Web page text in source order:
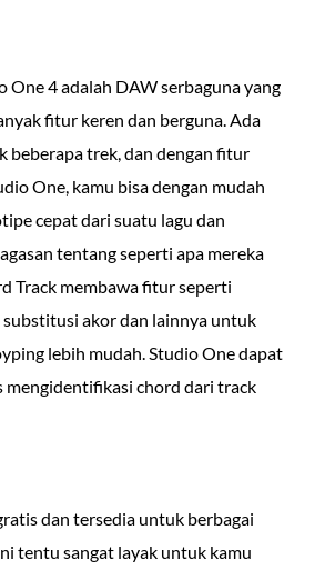
One 4 adalah DAW serbaguna yang
fitur keren dan berguna. Ada
beberapa trek, dan dengan fitur
One, kamu bisa dengan mudah
cepat dari suatu lagu dan
tentang seperti apa mereka
Track membawa fitur seperti
substitusi akor dan lainnya untuk
lebih mudah. Studio One dapat
mengidentifikasi chord dari track
dan tersedia untuk berbagai
tentu sangat layak untuk kamu